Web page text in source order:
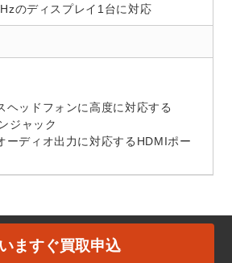
のディスプレイ1台に対応
ヘッドフォンに高度に対応する
ジャック
ーディオ出力に対応するHDMIポー